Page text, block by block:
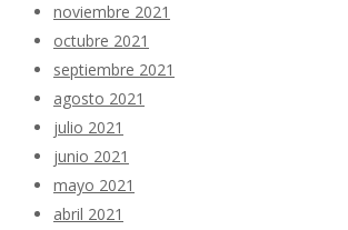
noviembre 2021
octubre 2021
septiembre 2021
agosto 2021
julio 2021
junio 2021
mayo 2021
abril 2021